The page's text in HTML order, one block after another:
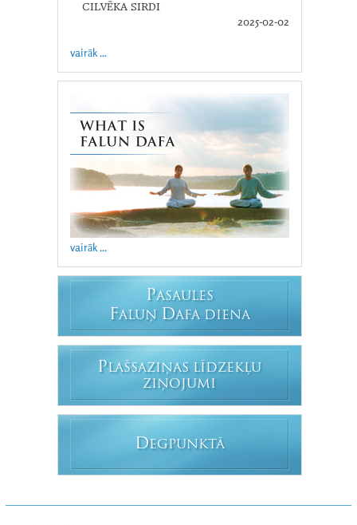
CILVĒKA SIRDI
2025-02-02
vairāk ...
vairāk ...
PASAULES
FALUŅ DAFA DIENA
PLAŠSAZIŅAS LĪDZEKĻU
ZIŅOJUMI
DEGPUNKTĀ